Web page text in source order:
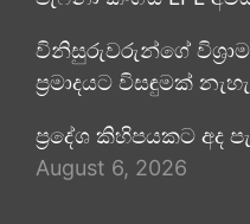
විනිසුරුවරුන්ගේ
ප්‍රමාදයට විසඳුමක් නැහැ
ප්‍රදේශ කිහිපයකට අද
August 6, 2026